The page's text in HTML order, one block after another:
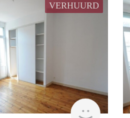
VERHUURD
Woning